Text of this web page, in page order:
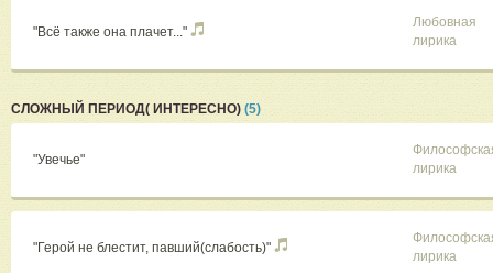
"Всё также она плачет..."
Любовная
лирика
СЛОЖНЫЙ ПЕРИОД( ИНТЕРЕСНО) (5)
"Увечье"
лирика
"Герой не блестит, павший(слабость)"
лирика